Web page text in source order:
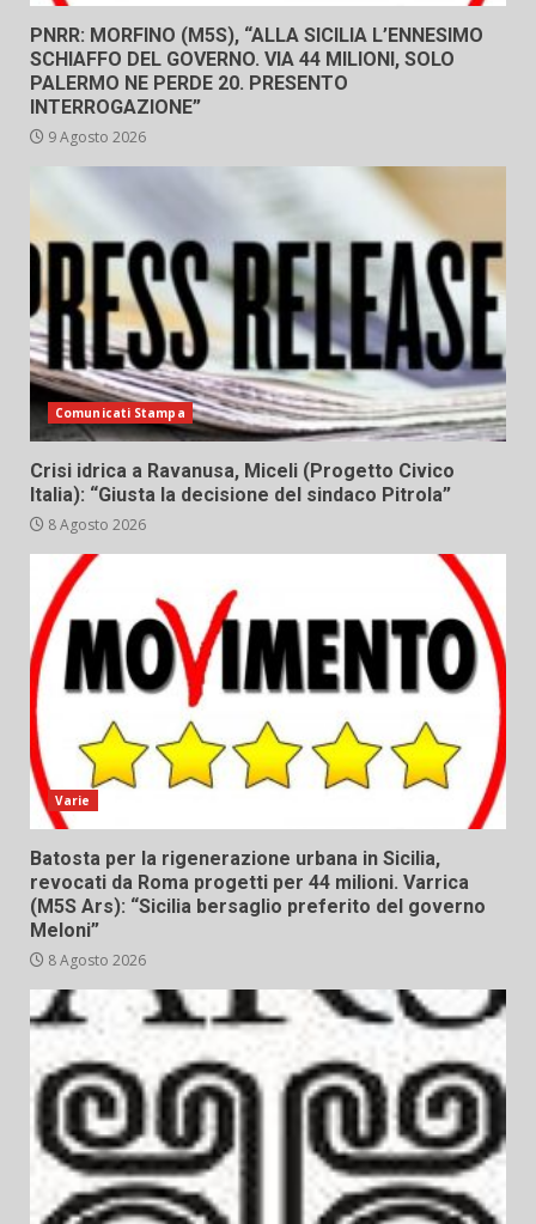
PNRR: MORFINO (M5S), “ALLA SICILIA L’ENNESIMO
SCHIAFFO DEL GOVERNO. VIA 44 MILIONI, SOLO
PALERMO NE PERDE 20. PRESENTO
INTERROGAZIONE”
9 Agosto 2026
Comunicati Stampa
Crisi idrica a Ravanusa, Miceli (Progetto Civico
Italia): “Giusta la decisione del sindaco Pitrola”
8 Agosto 2026
Varie
Batosta per la rigenerazione urbana in Sicilia,
revocati da Roma progetti per 44 milioni. Varrica
(M5S Ars): “Sicilia bersaglio preferito del governo
Meloni”
8 Agosto 2026